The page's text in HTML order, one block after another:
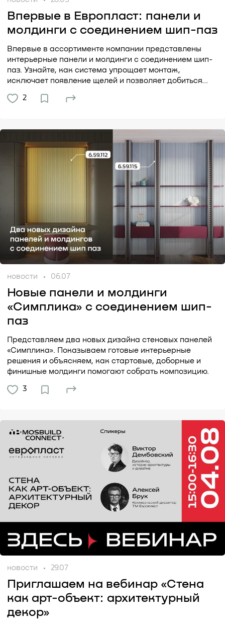
Впервые в Европласт: панели и
молдинги с соединением шип-паз
Впервые в ассортименте компании представлены
интерьерные панели и молдинги с соединением шип-
паз. Узнайте, как система упрощает монтаж,
исключает появление щелей и позволяет добиться...
2
новости 06.07
Новые панели и молдинги
«Симплика» с соединением шип-
паз
Представляем два новых дизайна стеновых панелей
«Симплика». Показываем готовые интерьерные
решения и объясняем, как стартовые, доборные и
финишные молдинги помогают собрать композицию.
3
новости 29.07
Приглашаем на вебинар «Стена
как арт-объект: архитектурный
декор»